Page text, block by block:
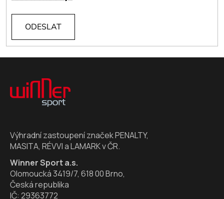
ODESLAT
Z
Výhradní zastoupení značek PENALTY,
MASITA, RÉVVI a LAMARK v ČR.
Winner Sport a.s.
Olomoucká 3419/7, 618 00 Brno,
Česká republika
IČ: 29363772